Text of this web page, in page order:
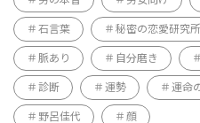
石言葉 秘密の恋愛研究所
脈あり 自分磨き
診断 運勢 運命
野呂佳代 顔